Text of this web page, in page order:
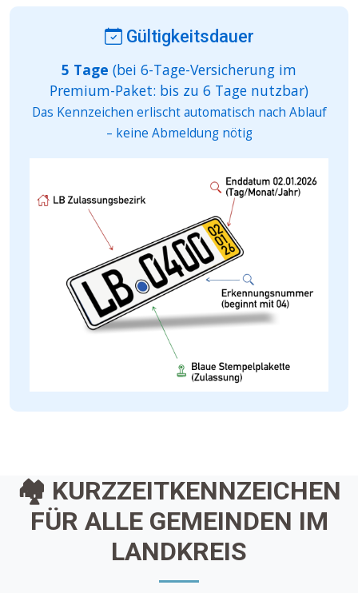
Gültigkeitsdauer
5 Tage (bei 6-Tage-Versicherung im
Premium-Paket: bis zu 6 Tage nutzbar)
Das Kennzeichen erlischt automatisch nach Ablauf
– keine Abmeldung nötig
🏘️ KURZZEITKENNZEICHEN
FÜR ALLE GEMEINDEN IM
LANDKREIS